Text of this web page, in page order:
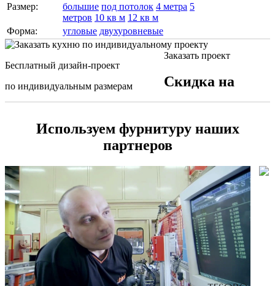
Размер:
большие под потолок 4 метра 5
метров 10 кв м 12 кв м
Форма:
угловые двухуровневые
Бесплатный дизайн-проект
по индивидуальным размерам
Заказать проект
Используем фурнитуру наших
партнеров
Скидка на